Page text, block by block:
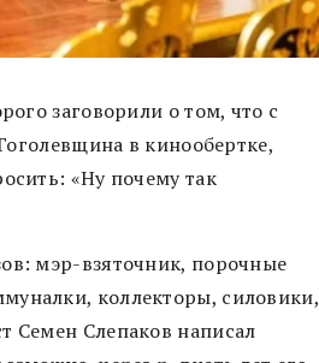
заговорили о том, что с
в кинообертке,
«Ну почему так
мэр-взяточник, порочные
коллекторы, силовики,
Семен Слепаков написал